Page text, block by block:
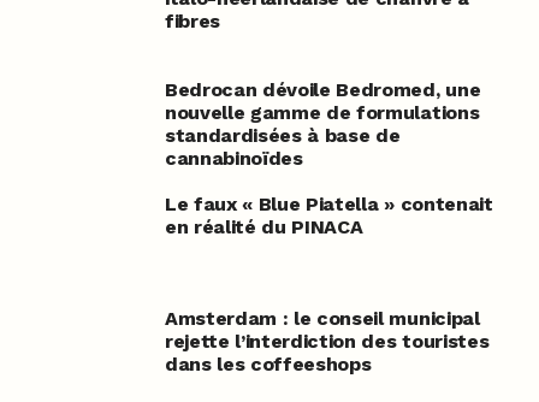
fibres
Bedrocan dévoile Bedromed, une
nouvelle gamme de formulations
standardisées à base de
cannabinoïdes
Le faux « Blue Piatella » contenait
en réalité du PINACA
Amsterdam : le conseil municipal
rejette l’interdiction des touristes
dans les coffeeshops